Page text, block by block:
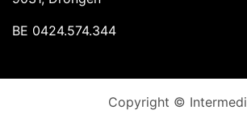
BE 0424.574.344
Copyright © Intermedi